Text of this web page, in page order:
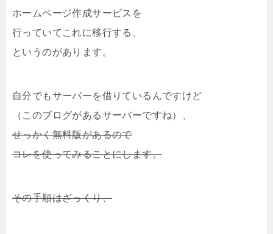
ホームページ作成サービスを
行っていてこれに移行する、
というのがあります。
自分でもサーバーを借りているんですけど
（このブログがあるサーバーですね）、
せっかく無料版があるので
コレを使ってみることにします。
その手順はざっくり、